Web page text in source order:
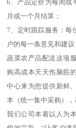
6、产品定价为每周或
月或一个月结算；
7、定时跟踪服务：每
户的每一条意见和建议
蔬菜农产品配送这项
购高成本天天伤脑筋
中心来为您提供新鲜
本（统一集中采购），
我们公司本着以人为